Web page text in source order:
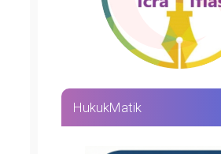
HukukMatik